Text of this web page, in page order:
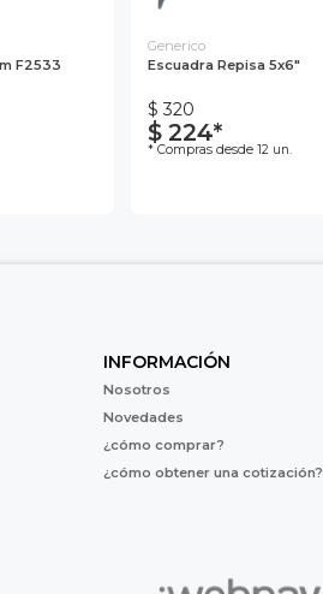
F2533
Generico
Escuadra Repisa 5x6"
$ 320
$ 224*
* Compras desde 12 un.
INFORMACIÓN
Nosotros
Novedades
¿cómo comprar?
¿cómo obtener una cotización?